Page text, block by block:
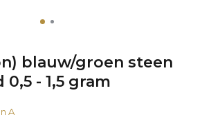
blauw/groen steen
- 1,5 gram
A